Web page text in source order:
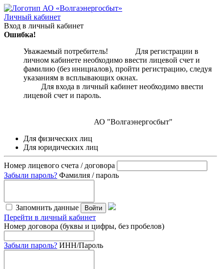
Личный кабинет
Вход в личный кабинет
Ошибка!
Уважаемый потребитель! Для регистрации в
личном кабинете необходимо ввести лицевой счет и
фамилию (без инициалов), пройти регистрацию, следуя
указаниям в всплывающих окнах.
Для входа в личный кабинет необходимо ввести
лицевой счет и пароль.
АО "Волгаэнергосбыт"
Для физических лиц
Для юридических лиц
Номер лицевого счета / договора
Забыли пароль? Фамилия / пароль
Запомнить данные Войти
Перейти в личный кабинет
Номер договора (буквы и цифры, без пробелов)
Забыли пароль? ИНН/Пароль